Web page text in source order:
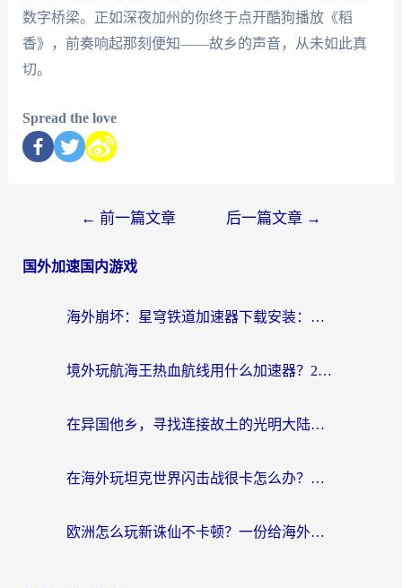
数字桥梁。正如深夜加州的你终于点开酷狗播放《稻
香》，前奏响起那刻便知——故乡的声音，从未如此真
切。
Spread the love
← 前一篇文章 后一篇文章 →
国外加速国内游戏
海外崩坏：星穹铁道加速器下载安装：一份给游子的终极网络指南
境外玩航海王热血航线用什么加速器？2026海外玩家实测最优方案（附欧洲问道堡垒前线加速技巧）
在异国他乡，寻找连接故土的光明大陆免费加速器
在海外玩坦克世界闪击战很卡怎么办？老玩家亲测有效的加速器选择指南
欧洲怎么玩新诛仙不卡顿？一份给海外游子的国服游戏畅玩指南